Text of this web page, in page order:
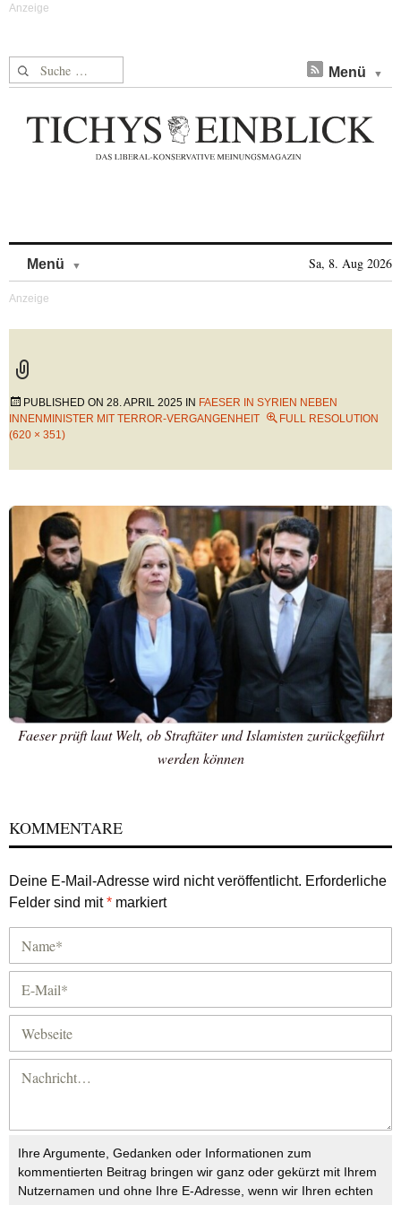
Suche nach: Menü
Menü Sa, 8. Aug 2026
PUBLISHED ON 28. APRIL 2025 IN FAESER IN SYRIEN NEBEN
INNENMINISTER MIT TERROR-VERGANGENHEIT
FULL RESOLUTION
(620 × 351)
Faeser prüft laut Welt, ob Straftäter und Islamisten zurückgeführt
werden können
KOMMENTARE
Deine E-Mail-Adresse wird nicht veröffentlicht. Erforderliche
Felder sind mit* markiert
Ihre Argumente, Gedanken oder Informationen zum
kommentierten Beitrag bringen wir ganz oder gekürzt mit Ihrem
Nutzernamen und ohne Ihre E-Adresse, wenn wir Ihren echten